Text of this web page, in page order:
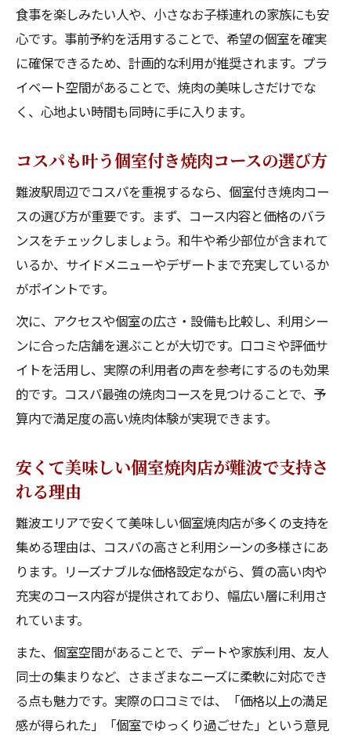
食事を楽しみたい人や、小さなお子様連れの家族にも安
心です。事前予約を活用することで、希望の個室を確実
に確保できるため、計画的な利用が推奨されます。プラ
イベート空間があることで、焼肉の美味しさだけでな
く、心地よい時間も同時に手に入ります。
コスパも叶う個室付き焼肉コースの選び方
難波駅周辺でコスパを重視するなら、個室付き焼肉コー
スの選び方が重要です。まず、コース内容と価格のバラ
ンスをチェックしましょう。和牛や希少部位が含まれて
いるか、サイドメニューやデザートまで充実しているか
がポイントです。
次に、アクセスや個室の広さ・設備も比較し、利用シー
ンに合った店舗を選ぶことが大切です。口コミや評価サ
イトを活用し、実際の利用者の声を参考にするのも効果
的です。コスパ最強の焼肉コースを見つけることで、予
算内で満足度の高い焼肉体験が実現できます。
安くて美味しい個室焼肉店が難波で支持さ
れる理由
難波エリアで安くて美味しい個室焼肉店が多くの支持を
集める理由は、コスパの高さと利用シーンの多様さにあ
ります。リーズナブルな価格設定ながら、質の高い肉や
充実のコース内容が提供されており、幅広い層に利用さ
れています。
また、個室空間があることで、デートや家族利用、友人
同士の集まりなど、さまざまなニーズに柔軟に対応でき
る点も魅力です。実際の口コミでは、「価格以上の満足
感が得られた」「個室でゆっくり過ごせた」という意見